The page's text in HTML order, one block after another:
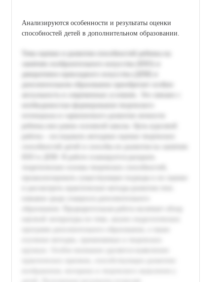
Анализируются особенности и результаты оценки
способностей детей в дополнительном образовании.